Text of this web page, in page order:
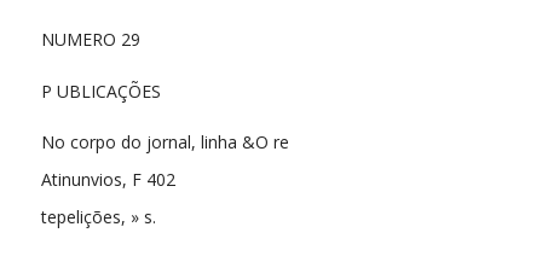
NUMERO 29
P UBLICAÇÕES
No corpo do jornal, linha &O re
Atinunvios, F 402
tepelições, » s.